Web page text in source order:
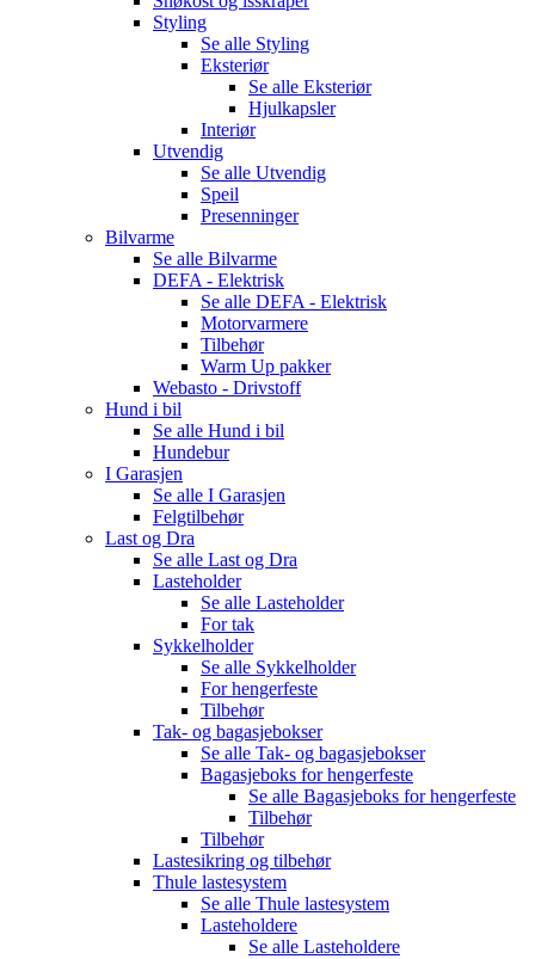
Styling
Se alle Styling
Eksteriør
Se alle Eksteriør
Hjulkapsler
Interiør
Utvendig
Se alle Utvendig
Speil
Presenninger
Bilvarme
Se alle Bilvarme
DEFA - Elektrisk
Se alle DEFA - Elektrisk
Motorvarmere
Tilbehør
Warm Up pakker
Webasto - Drivstoff
Hund i bil
Se alle Hund i bil
Hundebur
I Garasjen
Se alle I Garasjen
Felgtilbehør
Last og Dra
Se alle Last og Dra
Lasteholder
Se alle Lasteholder
For tak
Sykkelholder
Se alle Sykkelholder
For hengerfeste
Tilbehør
Tak- og bagasjebokser
Se alle Tak- og bagasjebokser
Bagasjeboks for hengerfeste
Se alle Bagasjeboks for hengerfeste
Tilbehør
Tilbehør
Lastesikring og tilbehør
Thule lastesystem
Se alle Thule lastesystem
Lasteholdere
Se alle Lasteholdere